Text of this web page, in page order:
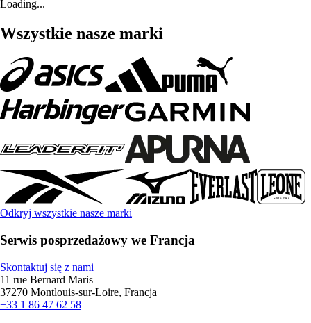
Loading...
Wszystkie nasze marki
Odkryj wszystkie nasze marki
Serwis posprzedażowy we Francja
Skontaktuj się z nami
11 rue Bernard Maris
37270 Montlouis-sur-Loire, Francja
+33 1 86 47 62 58